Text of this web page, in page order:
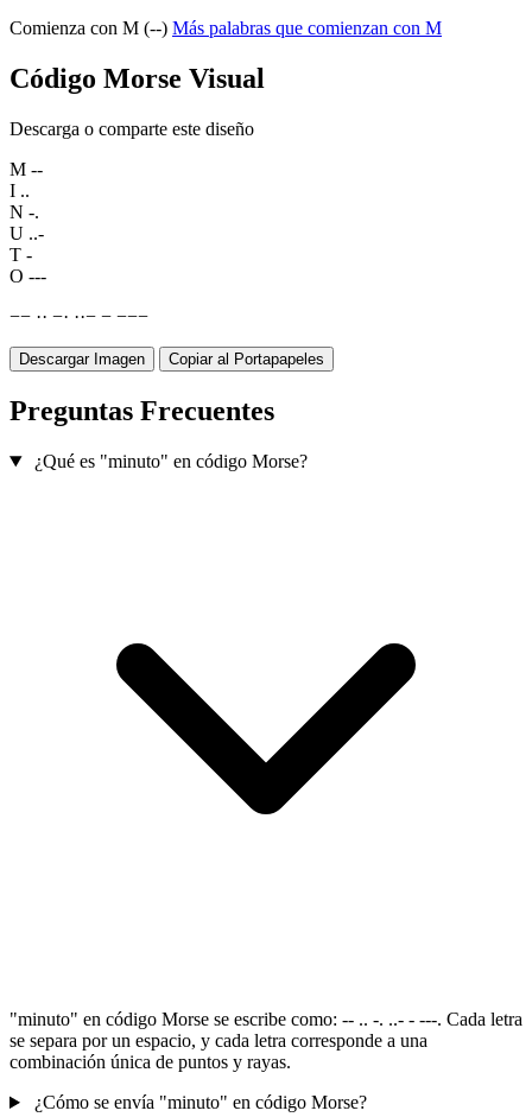
Comienza con M (--) Más palabras que comienzan con M
Código Morse Visual
Descarga o comparte este diseño
M --
I ..
N -.
U ..-
T -
O ---
−− ·· −· ··− − −−−
Descargar Imagen Copiar al Portapapeles
Preguntas Frecuentes
¿Qué es "minuto" en código Morse?
"minuto" en código Morse se escribe como: -- .. -. ..- - ---. Cada letra
se separa por un espacio, y cada letra corresponde a una
combinación única de puntos y rayas.
¿Cómo se envía "minuto" en código Morse?